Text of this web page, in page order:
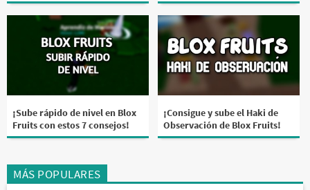
¡Sube rápido de nivel en Blox
Fruits con estos 7 consejos!
¡Consigue y sube el Haki de
Observación de Blox Fruits!
MÁS POPULARES